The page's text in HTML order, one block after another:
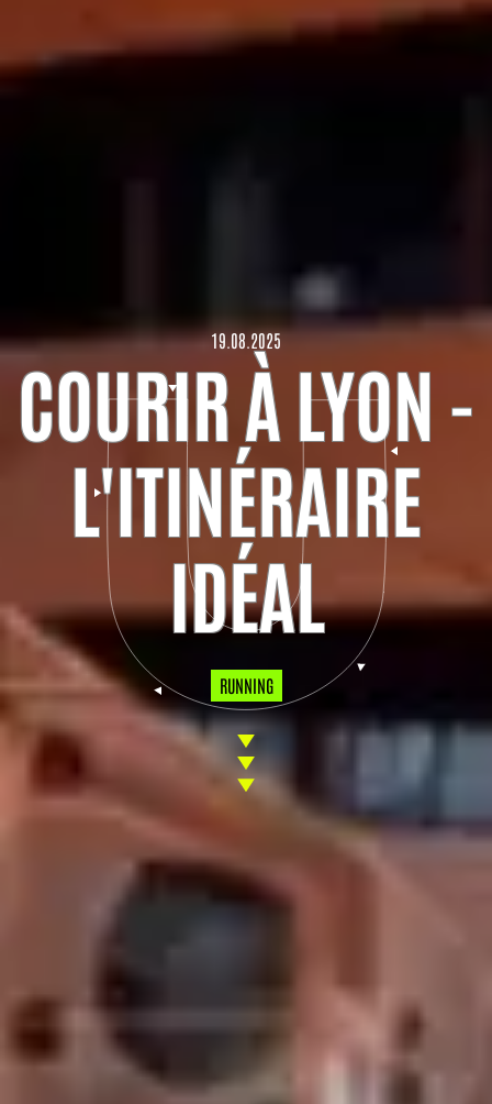
19.08.2025
COURIR À LYON -
L'ITINÉRAIRE
IDÉAL
RUNNING